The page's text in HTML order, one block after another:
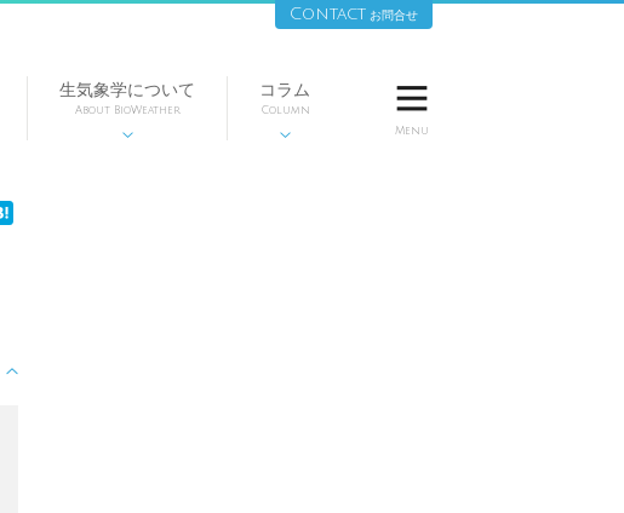
生気象学について
About BioWeather

コラム
Column


Menu
Contact お問合せ